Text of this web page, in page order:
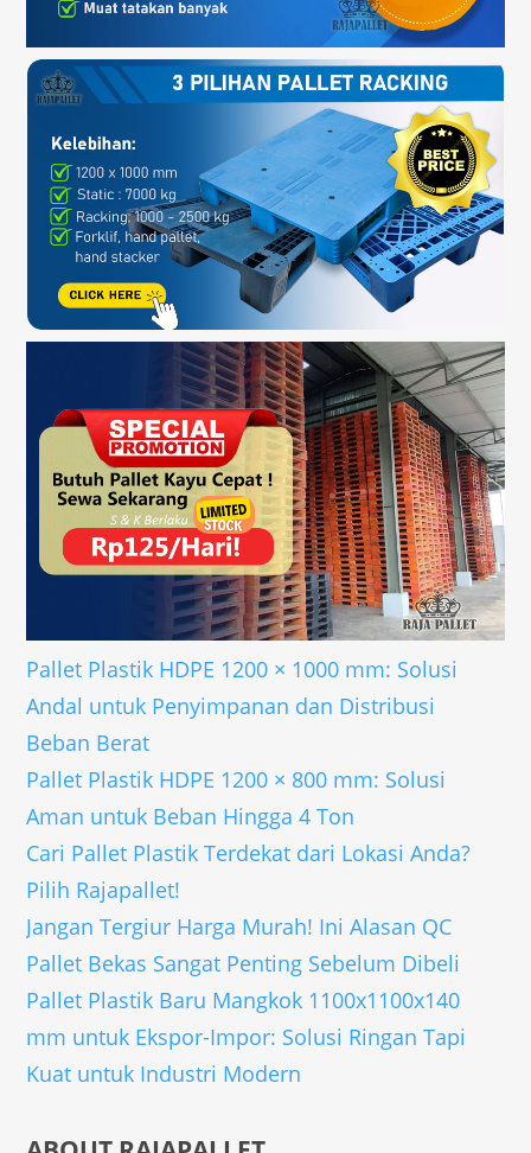
Pallet Plastik HDPE 1200 × 1000 mm: Solusi
Andal untuk Penyimpanan dan Distribusi
Beban Berat
Pallet Plastik HDPE 1200 × 800 mm: Solusi
Aman untuk Beban Hingga 4 Ton
Cari Pallet Plastik Terdekat dari Lokasi Anda?
Pilih Rajapallet!
Jangan Tergiur Harga Murah! Ini Alasan QC
Pallet Bekas Sangat Penting Sebelum Dibeli
Pallet Plastik Baru Mangkok 1100x1100x140
mm untuk Ekspor-Impor: Solusi Ringan Tapi
Kuat untuk Industri Modern